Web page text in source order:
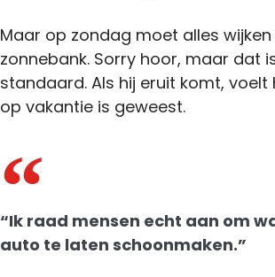
Maar op zondag moet alles
zonnebank. Sorry hoor, maar dat
standaard. Als hij eruit komt, voelt
op vakantie is geweest.
“Ik raad mensen echt aan om
auto te laten schoonmaken.”